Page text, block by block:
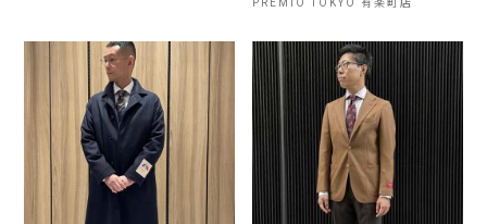
PREMIO TOKYO 有楽町店